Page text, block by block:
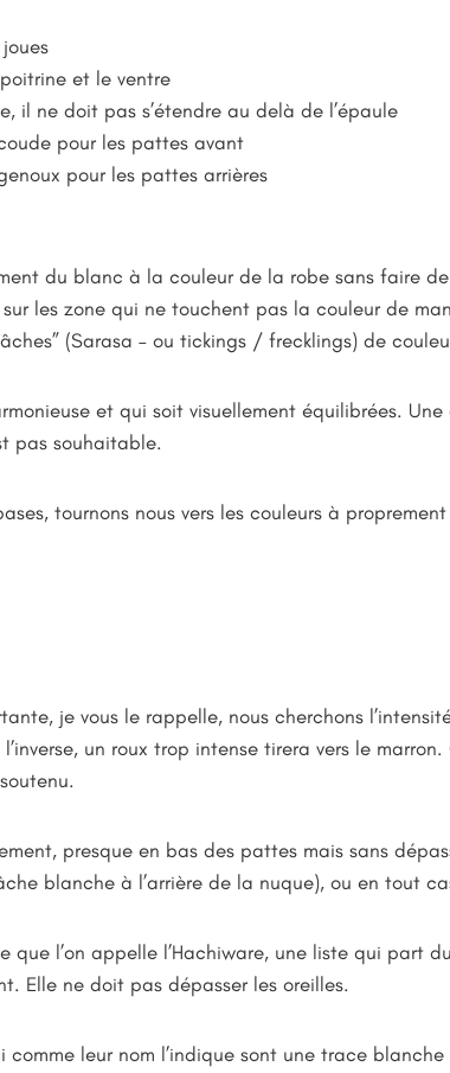
et le ventre
il ne doit pas s’étendre au delà de l’épaule
pour les pattes avant
pour les pattes arrières
du blanc à la couleur de la robe sans faire
les zone qui ne touchent pas la couleur de
(Sarasa – ou tickings / frecklings) de
et qui soit visuellement équilibrées.
pas souhaitable.
tournons nous vers les couleurs à
je vous le rappelle, nous cherchons
un roux trop intense tirera vers le marron.
presque en bas des pattes mais sans
blanche à l’arrière de la nuque), ou en tout
l’on appelle l’Hachiware, une liste qui part
Elle ne doit pas dépasser les oreilles.
comme leur nom l’indique sont une trace